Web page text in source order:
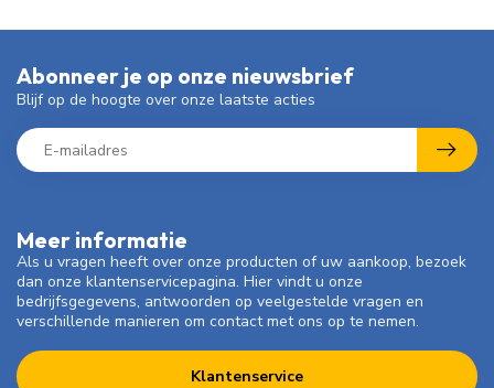
Meer informatie
Als u vragen heeft over onze producten of uw aankoop, bezoek
dan onze klantenservicepagina. Hier vindt u onze
bedrijfsgegevens, antwoorden op veelgestelde vragen en
verschillende manieren om contact met ons op te nemen.
Klantenservice
Abonneer je op onze nieuwsbrief
Blijf op de hoogte over onze laatste acties